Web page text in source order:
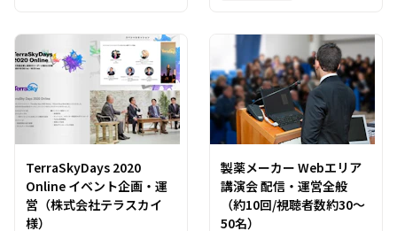
TerraSkyDays 2020
Online イベント企画・運
営（株式会社テラスカイ
様）
製薬メーカー Webエリア
講演会 配信・運営全般
（約10回/視聴者数約30～
50名）